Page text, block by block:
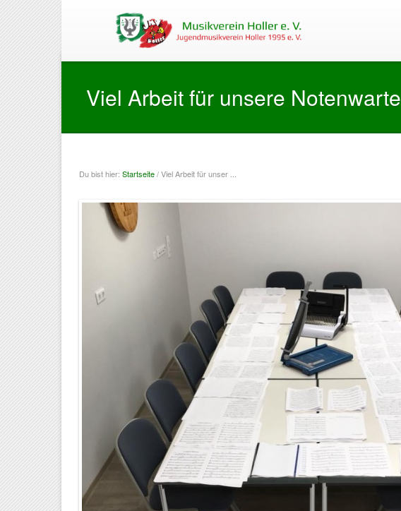
Viel Arbeit für unsere Notenwarte
Du bist hier:
Sie sind hier
Startseite/ Viel Arbeit für unser ...